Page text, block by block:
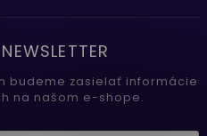
budeme zasielať informácie
na našom e-shope.